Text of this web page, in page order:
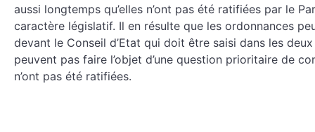
aussi longtemps qu’elles n’ont pas été ratifiées par le
caractère législatif. Il en résulte que les ordonnances
devant le Conseil d’Etat qui doit être saisi dans les
peuvent pas faire l’objet d’une question prioritaire de
n’ont pas été ratifiées.